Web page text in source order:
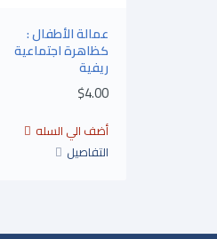
عمالة الأطفال :
كظاهرة اجتماعية
ريفية
$4.00
التفاصيل